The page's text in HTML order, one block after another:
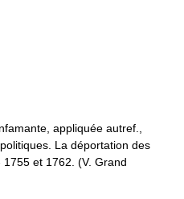
appliquée autref.,
La déportation des
et 1762. (V. Grand